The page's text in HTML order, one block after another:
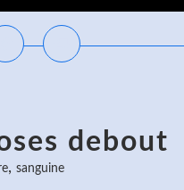
debout
, sanguine